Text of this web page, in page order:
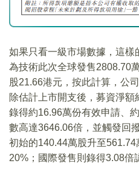
如果只看一級市場數據，這
為技術此次全球發售2808.70
股21.66港元，按此計算，公
除估計上市開支後，募資淨
錄得約16.96萬份有效申請、
數高達3646.06倍，並觸發回
初始的140.44萬股升至
20%；國際發售則錄得3.08倍